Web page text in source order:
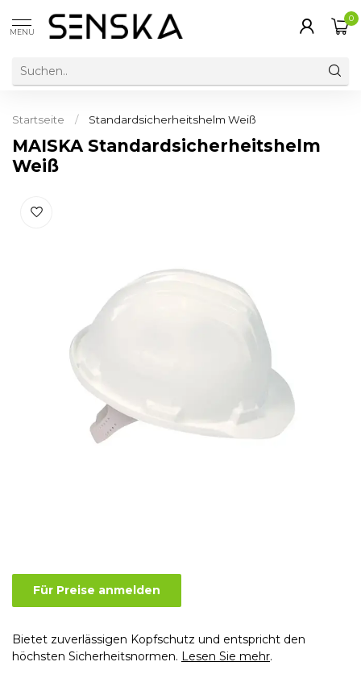
MENU
0
Startseite / Standardsicherheitshelm Weiß
MAISKA Standardsicherheitshelm
Weiß
Für Preise anmelden
Bietet zuverlässigen Kopfschutz und entspricht den
höchsten Sicherheitsnormen. Lesen Sie mehr.